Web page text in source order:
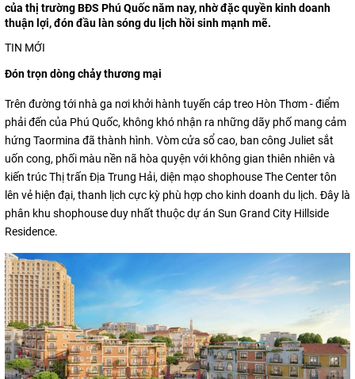
của thị trường BĐS Phú Quốc năm nay, nhờ đặc quyền kinh doanh
thuận lợi, đón đầu làn sóng du lịch hồi sinh mạnh mẽ.
TIN MỚI
Đón trọn dòng chảy thương mại
Trên đường tới nhà ga nơi khởi hành tuyến cáp treo Hòn Thơm - điểm
phải đến của Phú Quốc, không khó nhận ra những dãy phố mang cảm
hứng Taormina đã thành hình. Vòm cửa sổ cao, ban công Juliet sắt
uốn cong, phối màu nền nã hòa quyện với không gian thiên nhiên và
kiến trúc Thị trấn Địa Trung Hải, diện mạo shophouse The Center tôn
lên vẻ hiện đại, thanh lịch cực kỳ phù hợp cho kinh doanh du lịch. Đây là
phân khu shophouse duy nhất thuộc dự án Sun Grand City Hillside
Residence.